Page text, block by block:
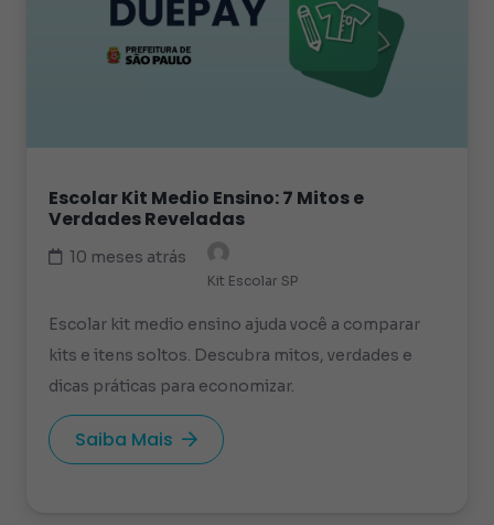
Escolar Kit Medio Ensino: 7 Mitos e
Verdades Reveladas
10 meses atrás
Kit Escolar SP
Escolar kit medio ensino ajuda você a comparar
kits e itens soltos. Descubra mitos, verdades e
dicas práticas para economizar.
Saiba Mais